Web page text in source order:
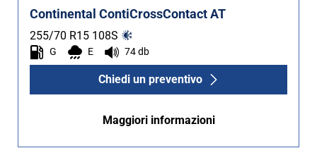
Continental ContiCrossContact AT
255/70 R15 108S
G E 74 db
Chiedi un preventivo
Maggiori informazioni